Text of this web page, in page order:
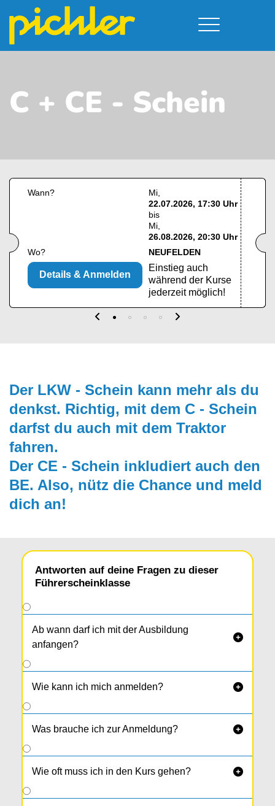
A - Scheine + Code 111
B - Scheine
Kursorte
Neufelden
Service
Kontakt
C + CE - Schein
Wann?
Mi
22.07.2026, 17:30 Uhr
bis
Mi
26.08.2026, 20:30 Uhr
Wo?
NEUFELDEN
Einstieg auch
während der Kurse
jederzeit möglich!
Details & Anmelden
Der LKW - Schein kann mehr als du
denk­st. Richtig, mit dem C - Schein
darfst du auch mit dem Traktor
fahren.
Der CE - Schein inkludiert auch den
BE. Also, nütz die Chance und meld
dich an!
Antworten auf deine Fragen zu dieser
Führerscheinklasse
Ab wann darf ich mit der Ausbildung
anfangen?

Wie kann ich mich anmelden? 
Was brauche ich zur Anmeldung? 
Wie oft muss ich in den Kurs gehen? 